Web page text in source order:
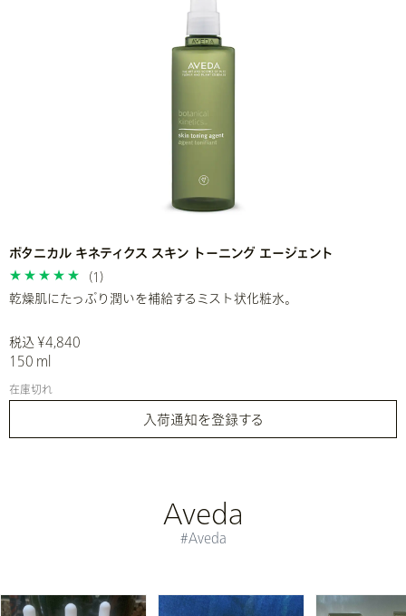
ボタニカル キネティクス スキン トーニング エージェント
(1)
乾燥肌にたっぷり潤いを補給するミスト状化粧水。
税込 ¥4,840
150 ml
在庫切れ
入荷通知を登録する
Aveda
#Aveda